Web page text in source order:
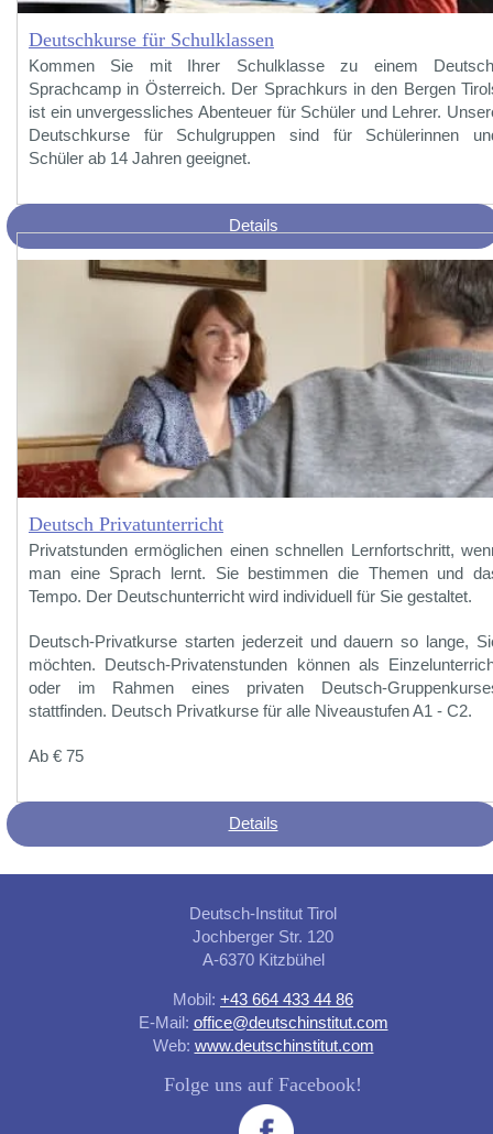
Deutschkurse für Schulklassen
Kommen Sie mit Ihrer Schulklasse zu einem
Sprachcamp in Österreich. Der Sprachkurs in den Bergen
ist ein unvergessliches Abenteuer für Schüler und Lehrer.
Deutschkurse für Schulgruppen sind für Schülerinnen
Schüler ab 14 Jahren geeignet.
Details
Deutsch Privatunterricht
Privatstunden ermöglichen einen schnellen Lernfortschritt,
man eine Sprach lernt. Sie bestimmen die Themen und
Tempo. Der Deutschunterricht wird individuell für Sie gestaltet.
Deutsch-Privatkurse starten jederzeit und dauern so lange,
möchten. Deutsch-Privatenstunden können als
oder im Rahmen eines privaten Deutsch-
stattfinden. Deutsch Privatkurse für alle Niveaustufen A1 - C2.
Ab € 75
Details
Deutsch-Institut Tirol
Jochberger Str. 120
A-6370 Kitzbühel
Mobil: +43 664 433 44 86
E-Mail: office@deutschinstitut.com
Web: www.deutschinstitut.com
Folge uns auf Facebook!